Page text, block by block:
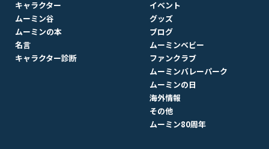
キャラクター
ムーミン谷
ムーミンの本
名言
キャラクター診断
イベント
グッズ
ブログ
ムーミンベビー
ファンクラブ
ムーミンバレーパーク
ムーミンの日
海外情報
その他
ムーミン80周年